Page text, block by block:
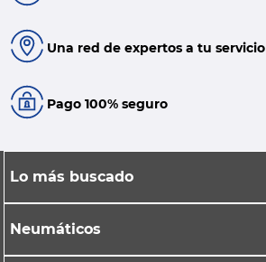
Una red de expertos a tu servicio
Pago 100% seguro
Lo más buscado
Neumáticos